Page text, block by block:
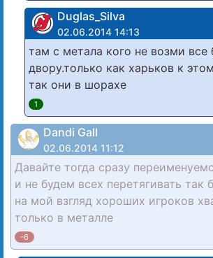
Duglas_Silva
02.06.2014 14:13
там с метала кого не возми все
двору.только как харьков к
так они в шорахе
1
Dandi Gall
02.06.2014 11:12
Давайте тогда сразу
и не будем всех перетягивать так
на мой взгляд хороших игроков
только в металле
-6